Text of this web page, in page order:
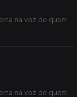
na voz de quem
na voz de quem